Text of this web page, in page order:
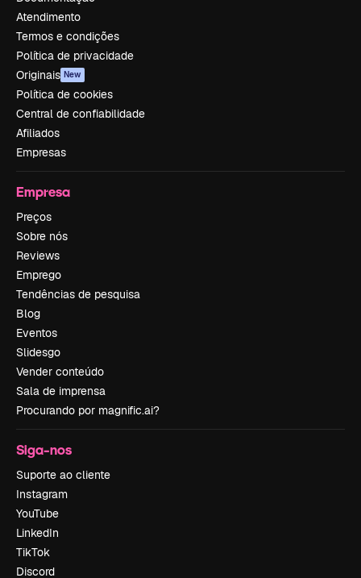
Atendimento
Termos e condições
Política de privacidade
Originais New
Política de cookies
Central de confiabilidade
Afiliados
Empresas
Empresa
Preços
Sobre nós
Reviews
Emprego
Tendências de pesquisa
Blog
Eventos
Slidesgo
Vender conteúdo
Sala de imprensa
Procurando por magnific.ai?
Siga-nos
Suporte ao cliente
Instagram
YouTube
LinkedIn
TikTok
Discord